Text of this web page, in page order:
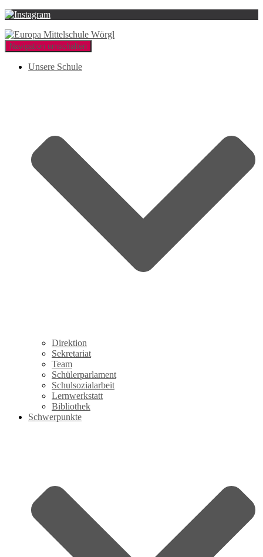
Navigation umschalten
Unsere Schule
Direktion
Sekretariat
Team
Schülerparlament
Schulsozialarbeit
Lernwerkstatt
Bibliothek
Schwerpunkte